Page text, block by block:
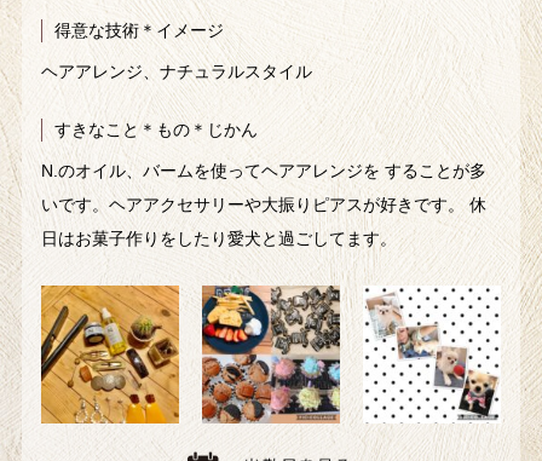
得意な技術＊イメージ
ヘアアレンジ、ナチュラルスタイル
すきなこと＊もの＊じかん
N.のオイル、バームを使ってヘアアレンジを することが多
いです。ヘアアクセサリーや大振りピアスが好きです。 休
日はお菓子作りをしたり愛犬と過ごしてます。